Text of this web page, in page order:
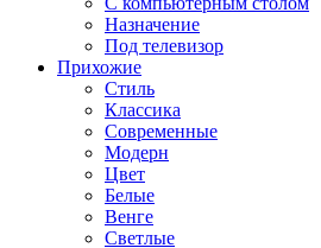
Назначение
Под телевизор
Прихожие
Стиль
Классика
Современные
Модерн
Цвет
Белые
Венге
Светлые